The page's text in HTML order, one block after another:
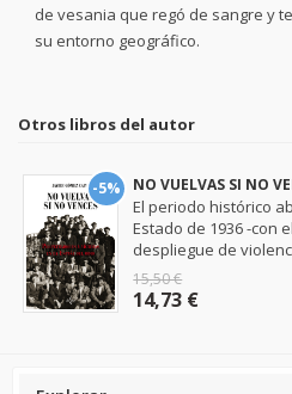
de vesania que regó de sangre y
su entorno geográfico.
Otros libros del autor
-5% NO VUELVAS SI NO
El periodo histórico
Estado de 1936 -con
despliegue de
15,50 €
14,73 €